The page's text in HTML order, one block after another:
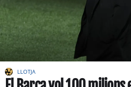
LLOTJA